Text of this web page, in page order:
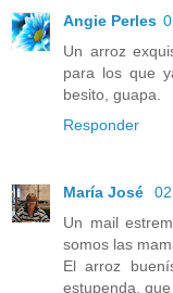
Angie Perles
Un arroz
para los que
besito, guapa.
Responder
María José
Un mail
somos las
El arroz
estupenda, que